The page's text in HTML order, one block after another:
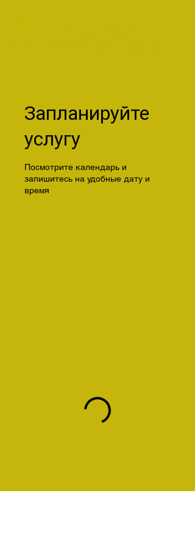
Запланируйте
услугу
Посмотрите календарь и
запишитесь на удобные дату и
время